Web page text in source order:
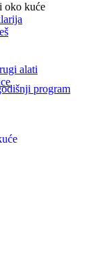
oko kuće
alati
program